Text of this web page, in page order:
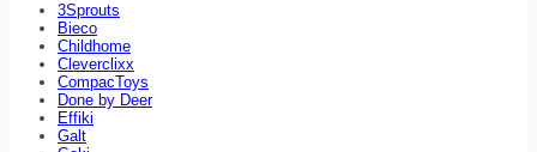
3Sprouts
Bieco
Childhome
Cleverclixx
CompacToys
Done by Deer
Effiki
Galt